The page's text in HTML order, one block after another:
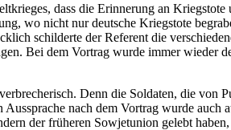
dass die Erinnerung an
wo nicht nur deutsche Kriegstote
schilderte der Referent die
Bei dem Vortrag wurde immer wieder
Denn die Soldaten, die
nach dem Vortrag wurde
der früheren Sowjetunion gelebt